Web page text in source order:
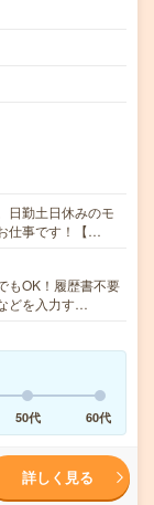
日勤土日休みのモ
仕事です！【…
もOK！履歴書不要
どを入力す…
50代 60代
詳しく見る